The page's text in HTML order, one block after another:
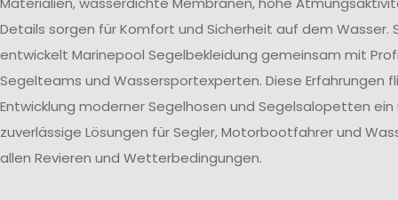
Details sorgen für Komfort und Sicherheit auf dem Wasser.
entwickelt Marinepool Segelbekleidung gemeinsam mit
Segelteams und Wassersportexperten. Diese Erfahrungen
Entwicklung moderner Segelhosen und Segelsalopetten
zuverlässige Lösungen für Segler, Motorbootfahrer und
allen Revieren und Wetterbedingungen.